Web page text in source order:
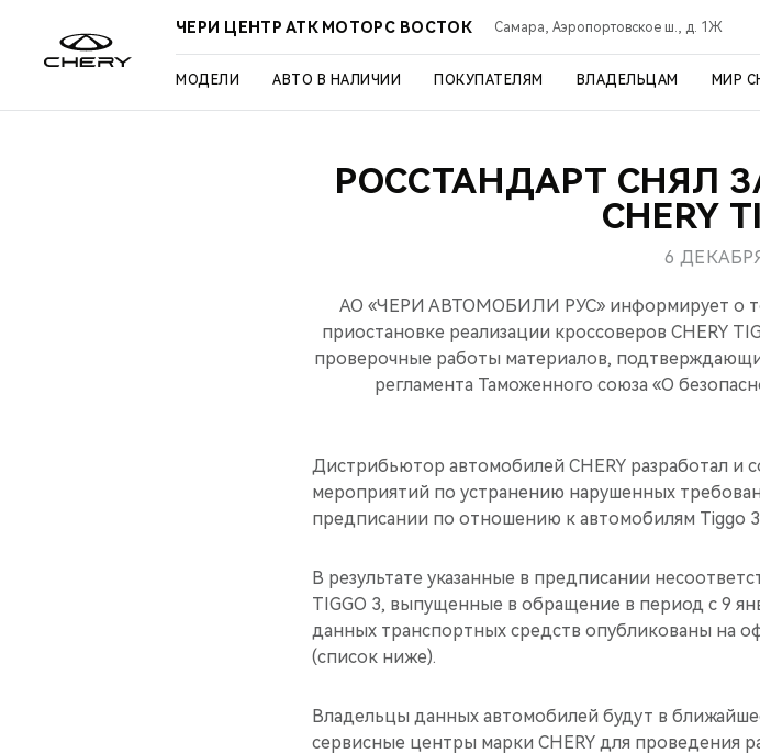
ЧЕРИ ЦЕНТР АТК МОТОРС ВОСТОК Самара, Аэропортовское ш., д. 1Ж
МОДЕЛИ АВТО В НАЛИЧИИ ПОКУПАТЕЛЯМ ВЛАДЕЛЬЦАМ МИР
РОССТАНДАРТ СНЯЛ
CHERY
6
АО «ЧЕРИ АВТОМОБИЛИ РУС» информирует о
приостановке реализации кроссоверов CHERY
проверочные работы материалов,
регламента Таможенного союза «О
Дистрибьютор автомобилей CHERY разработал и
мероприятий по устранению нарушенных
предписании по отношению к автомобилям Tiggo
В результате указанные в предписании
TIGGO 3, выпущенные в обращение в период с 9
данных транспортных средств опубликованы на
(список ниже).
Владельцы данных автомобилей будут в
сервисные центры марки CHERY для проведения